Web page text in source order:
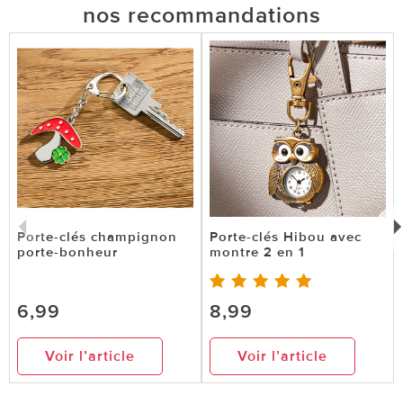
nos recommandations
Porte-clés champignon
porte-bonheur
6,99
Voir l’article
Porte-clés Hibou avec
montre 2 en 1
8,99
Voir l’article